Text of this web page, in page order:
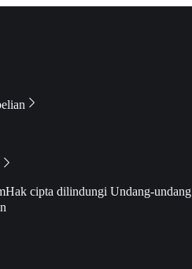
Hak cipta dilindungi Undang-undang